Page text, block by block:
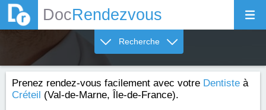
DocRendezvous
Recherche
Prenez rendez-vous facilement avec votre Dentiste à
Créteil (Val-de-Marne, Île-de-France).